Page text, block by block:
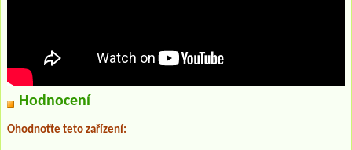
Hodnocení
Ohodnoťte teto zařízení: